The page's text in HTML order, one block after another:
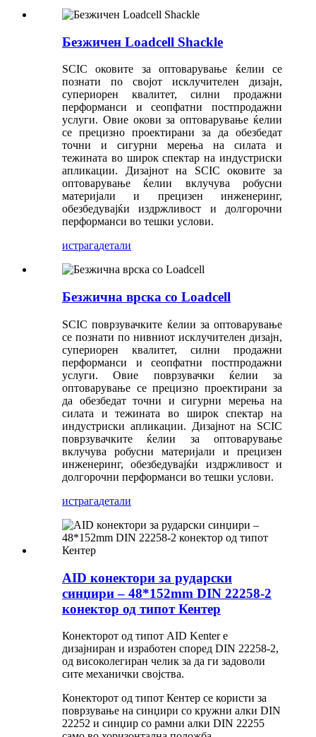
Безжичен Loadcell Shackle
SCIC оковите за оптоварување ќелии се
познати по својот исклучителен дизајн,
супериорен квалитет, силни продажни
перформанси и сеопфатни постпродажни
услуги. Овие окови за оптоварување ќелии
се прецизно проектирани за да обезбедат
точни и сигурни мерења на силата и
тежината во широк спектар на индустриски
апликации. Дизајнот на SCIC оковите за
оптоварување ќелии вклучува робусни
материјали и прецизен инженеринг,
обезбедувајќи издржливост и долгорочни
перформанси во тешки услови.
истрагадетали
Безжична врска со Loadcell
SCIC поврзувачките ќелии за оптоварување
се познати по нивниот исклучителен дизајн,
супериорен квалитет, силни продажни
перформанси и сеопфатни постпродажни
услуги. Овие поврзувачки ќелии за
оптоварување се прецизно проектирани за
да обезбедат точни и сигурни мерења на
силата и тежината во широк спектар на
индустриски апликации. Дизајнот на SCIC
поврзувачките ќелии за оптоварување
вклучува робусни материјали и прецизен
инженеринг, обезбедувајќи издржливост и
долгорочни перформанси во тешки услови.
истрагадетали
AID конектори за рударски
синџири – 48*152mm DIN 22258-2
конектор од типот Кентер
Конекторот од типот AID Kenter е
дизајниран и изработен според DIN 22258-2,
од високолегиран челик за да ги задоволи
сите механички својства.
Конекторот од типот Кентер се користи за
поврзување на синџири со кружни алки DIN
22252 и синџир со рамни алки DIN 22255